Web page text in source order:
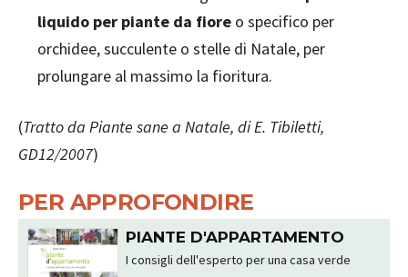
liquido per piante da fiore o specifico per
orchidee, succulente o stelle di Natale, per
prolungare al massimo la fioritura.
(Tratto da Piante sane a Natale, di E. Tibiletti,
GD12/2007)
PER APPROFONDIRE
PIANTE D'APPARTAMENTO
I consigli dell'esperto per una casa verde